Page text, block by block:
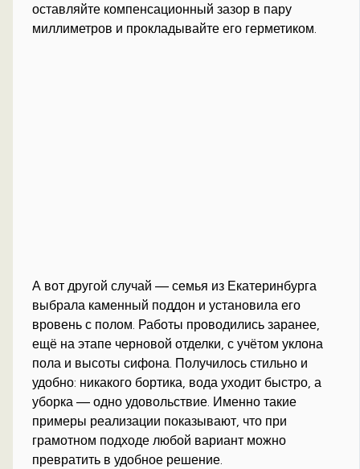
оставляйте компенсационный зазор в пару
миллиметров и прокладывайте его герметиком.
А вот другой случай — семья из Екатеринбурга
выбрала каменный поддон и установила его
вровень с полом. Работы проводились заранее,
ещё на этапе черновой отделки, с учётом уклона
пола и высоты сифона. Получилось стильно и
удобно: никакого бортика, вода уходит быстро, а
уборка — одно удовольствие. Именно такие
примеры реализации показывают, что при
грамотном подходе любой вариант можно
превратить в удобное решение.